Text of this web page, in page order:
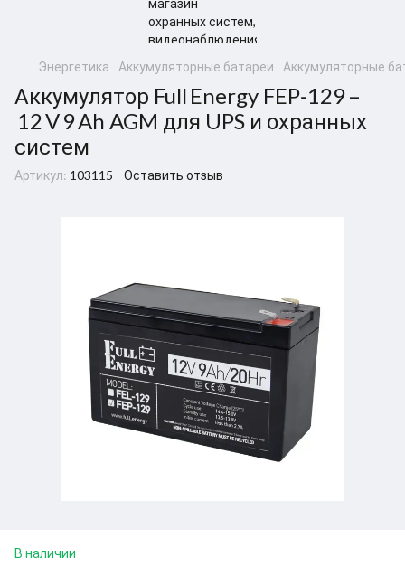
Энергетика Аккумуляторные батареи Аккумуляторные
Аккумулятор Full Energy FEP‑129 –
12 V 9 Ah AGM для UPS и охранных
систем
Артикул: 103115 Оставить отзыв
В наличии